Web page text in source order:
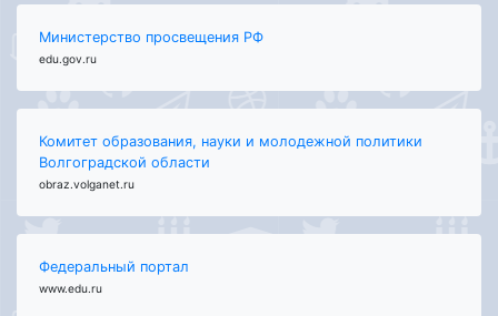
Министерство просвещения РФ
edu.gov.ru
Комитет образования, науки и молодежной политики
Волгоградской области
obraz.volganet.ru
Федеральный портал
www.edu.ru